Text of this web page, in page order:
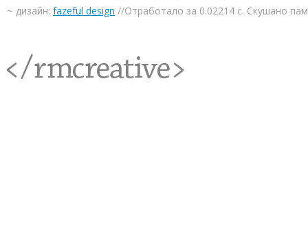
~ дизайн: fazeful design //Отработало за 0.02214 с. Скушано
<rmcreative/>